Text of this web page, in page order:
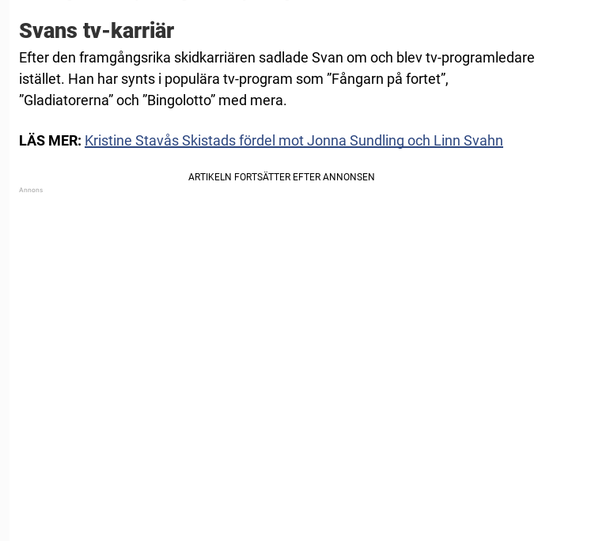
Svans tv-karriär
Efter den framgångsrika skidkarriären sadlade Svan om och blev tv-programledare
istället. Han har synts i populära tv-program som ”Fångarn på fortet”,
”Gladiatorerna” och ”Bingolotto” med mera.
LÄS MER: Kristine Stavås Skistads fördel mot Jonna Sundling och Linn Svahn